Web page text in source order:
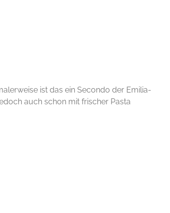
ist das ein Secondo der Emilia-
auch schon mit frischer Pasta